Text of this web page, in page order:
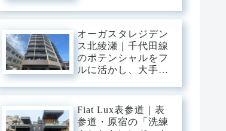
野・弥生町の「静穏
な平穏」に還る、洗
練のアーバン・スタ
イリッシュベース。
オーガスタレジデン
ス北綾瀬｜千代田線
のポテンシャルをフ
ルに活かし、大手
へダイレクト。東和
の「閑静な平穏」と
緑に憩う、機能美あ
Fiat Lux表参道｜表
参道・原宿の「洗練